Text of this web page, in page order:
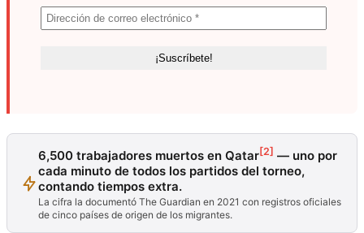
6,500 trabajadores muertos en Qatar[2] — uno por
cada minuto de todos los partidos del torneo,
contando tiempos extra.
La cifra la documentó The Guardian en 2021 con registros oficiales
de cinco países de origen de los migrantes.